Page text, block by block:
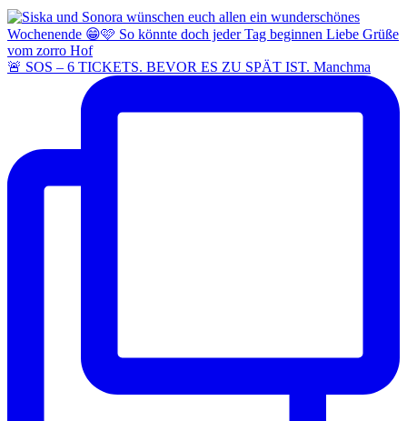
🚨 SOS – 6 TICKETS. BEVOR ES ZU SPÄT IST. Manchma